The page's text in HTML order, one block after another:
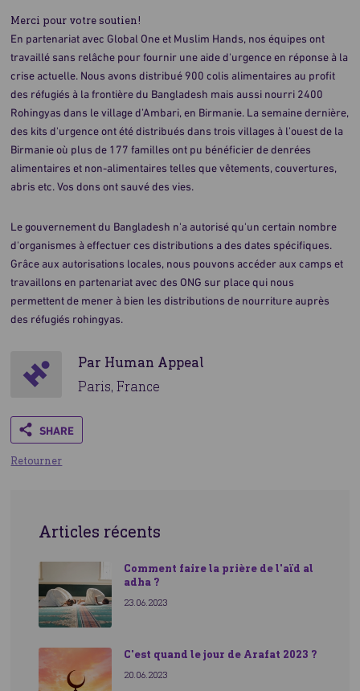
Merci pour votre soutien!
En partenariat avec Global One et Muslim Hands, nos équipes ont
travaillé sans relâche pour fournir une aide d'urgence en réponse à la
crise actuelle. Nous avons distribué 900 colis alimentaires au profit
des réfugiés à la frontière du Bangladesh mais aussi nourri 2400
Rohingyas dans le village d’Ambari, en Birmanie. La semaine dernière,
des kits d'urgence ont été distribués dans trois villages à l’ouest de la
Birmanie où plus de 177 familles ont pu bénéficier de denrées
alimentaires et non-alimentaires telles que vêtements, couvertures,
abris etc. Vos dons ont sauvé des vies.
Le gouvernement du Bangladesh n'a autorisé qu'un certain nombre
d'organismes à effectuer ces distributions a des dates spécifiques.
Grâce aux autorisations locales, nous pouvons accéder aux camps et
travaillons en partenariat avec des ONG sur place qui nous
permettent de mener à bien les distributions de nourriture auprès
des réfugiés rohingyas.
Par Human Appeal
Paris, France
Retourner
Articles récents
Comment faire la prière de l'aïd al
adha ?
23.06.2023
C'est quand le jour de Arafat 2023 ?
20.06.2023